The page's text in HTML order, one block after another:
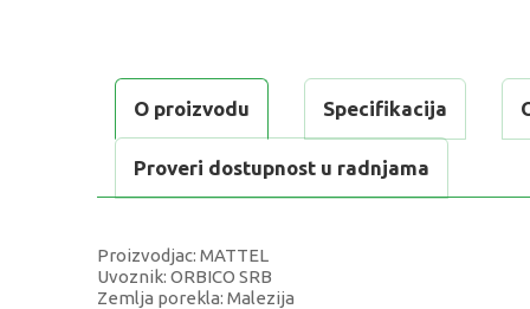
O proizvodu Specifikacija
Proveri dostupnost u radnjama
Proizvodjac: MATTEL
Uvoznik: ORBICO SRB
Zemlja porekla: Malezija